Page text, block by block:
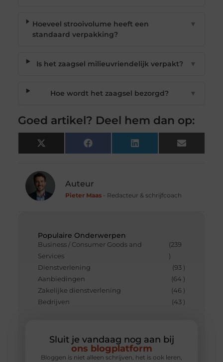
Populaire Onderwerpen
Business / Consumer Goods and
Services
(239
)
Dienstverlening
(93 )
Aanbiedingen
(64 )
Zakelijke dienstverlening
(46 )
Bedrijven
(43 )
Sluit je vandaag nog aan bij
ons blogplatform
Bloggen is niet alleen schrijven, het is ook leren,
Hoeveel strooivolume heeft een
standaard verpakking?
▼
Is het zaagsel milieuvriendelijk verpakt? ▼
Hoe wordt het zaagsel bezorgd? ▼
Goed artikel? Deel hem dan op:
X
(Twitter)
Facebook LinkedIn Email
Auteur
Pieter Maas- Redacteur & schrijfcoach